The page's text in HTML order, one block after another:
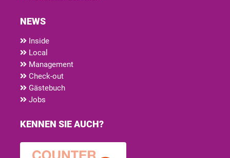
NEWS
Inside
Local
Management
Check-out
Gästebuch
Jobs
KENNEN SIE AUCH?